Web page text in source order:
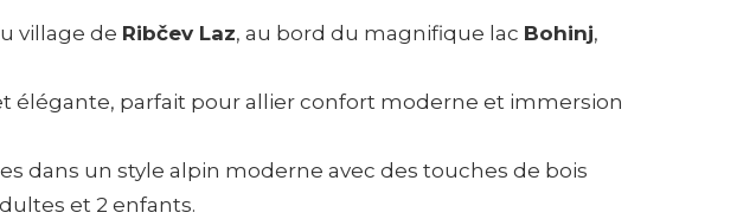
village de Ribčev Laz, au bord du magnifique lac Bohinj,
élégante, parfait pour allier confort moderne et immersion
dans un style alpin moderne avec des touches de bois
et 2 enfants.